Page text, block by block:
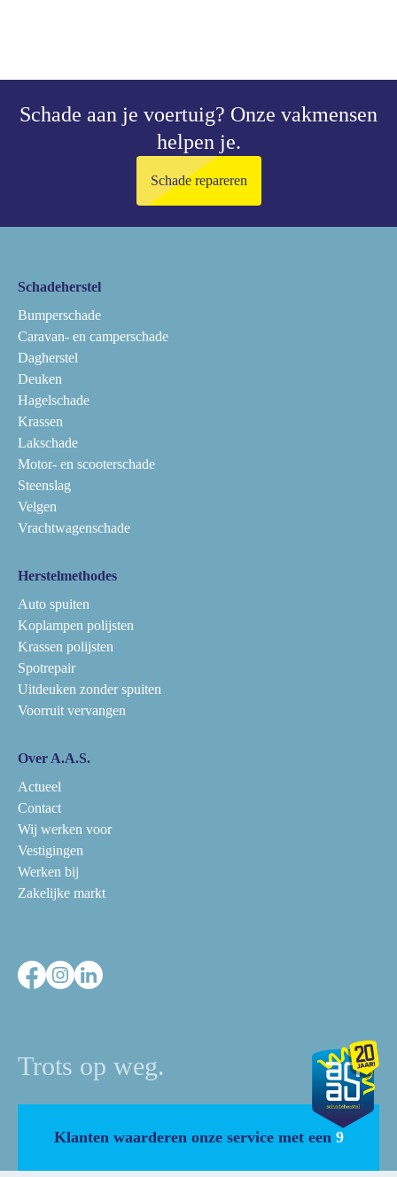
Schade aan je voertuig? Onze vakmensen
helpen je.
Schade repareren
Schadeherstel
Bumperschade
Caravan- en camperschade
Dagherstel
Deuken
Hagelschade
Krassen
Lakschade
Motor- en scooterschade
Steenslag
Velgen
Vrachtwagenschade
Herstelmethodes
Auto spuiten
Koplampen polijsten
Krassen polijsten
Spotrepair
Uitdeuken zonder spuiten
Voorruit vervangen
Over A.A.S.
Actueel
Contact
Wij werken voor
Vestigingen
Werken bij
Zakelijke markt
Trots op weg.
Klanten waarderen onze service met een 9